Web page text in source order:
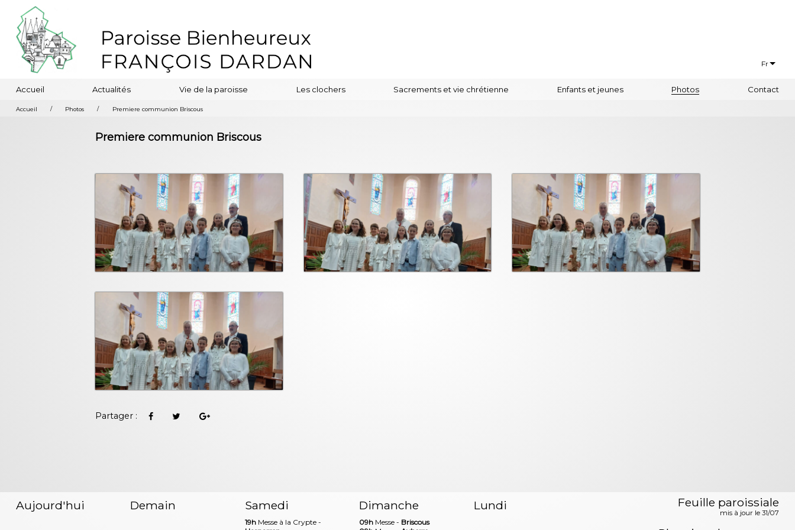
Fr
Accueil Actualités Vie de la paroisse Les clochers Sacrements et vie chrétienne Enfants et jeunes Photos Contact
Accueil / Photos / Premiere communion Briscous
Premiere communion Briscous
Partager :
Aujourd'hui Demain Samedi
19hMesse à la Crypte -
Dimanche
09h Messe - Briscous
Lundi Feuille paroissiale
mis à jour le 31/07